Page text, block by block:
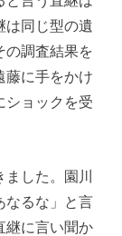
は同じ型の遺
の調査結果を
藤に手をかけ
ショックを受
した。園川
なるな」と言
継に言い聞か